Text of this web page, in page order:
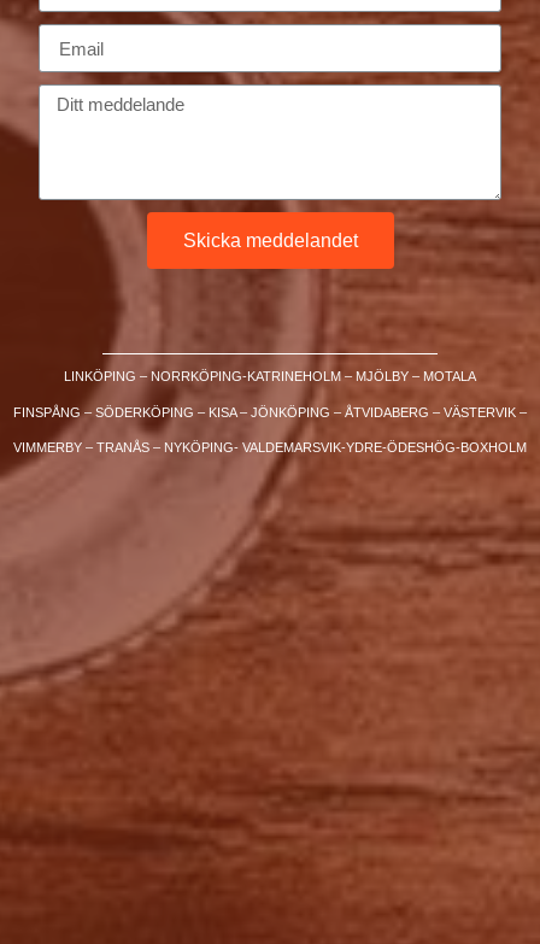
Skicka meddelandet
LINKÖPING – NORRKÖPING-KATRINEHOLM – MJÖLBY – MOTALA
FINSPÅNG – SÖDERKÖPING – KISA – JÖNKÖPING – ÅTVIDABERG – VÄSTERVIK –
VIMMERBY – TRANÅS – NYKÖPING- VALDEMARSVIK-YDRE-ÖDESHÖG-BOXHOLM